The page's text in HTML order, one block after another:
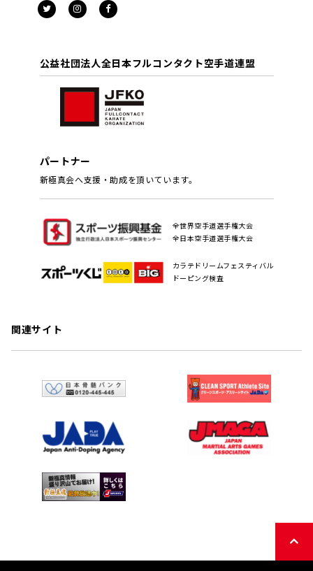
公益社団法人全日本フルコンタクト空手道連盟
パートナー
新極真会へ支援・助成を頂いています。
全世界空手道選手権大会
全日本空手道選手権大会
カラテドリームフェスティバル
ドーピング検査
関連サイト